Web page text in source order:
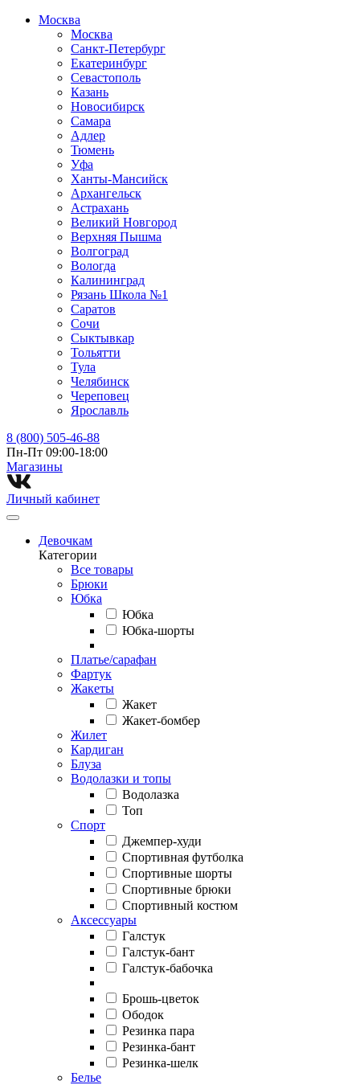
Москва
Москва
Санкт-Петербург
Екатеринбург
Севастополь
Казань
Новосибирск
Самара
Адлер
Тюмень
Уфа
Ханты-Мансийск
Архангельск
Астрахань
Великий Новгород
Верхняя Пышма
Волгоград
Вологда
Калининград
Рязань Школа №1
Саратов
Сочи
Сыктывкар
Тольятти
Тула
Челябинск
Череповец
Ярославль
8 (800) 505-46-88
Пн-Пт 09:00-18:00
Магазины⁠
Личный кабинет
Девочкам
Категории
Все товары
Брюки
Юбка
Юбка
Юбка-шорты
Платье/сарафан
Фартук
Жакеты
Жакет
Жакет-бомбер
Жилет
Кардиган
Блуза
Водолазки и топы
Водолазка
Топ
Спорт
Джемпер-худи
Спортивная футболка
Спортивные шорты
Спортивные брюки
Спортивный костюм
Аксессуары
Галстук
Галстук-бант
Галстук-бабочка
Брошь-цветок
Ободок
Резинка пара
Резинка-бант
Резинка-шелк
Белье